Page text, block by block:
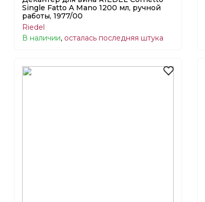
Single Fatto A Mano 1200 мл, ручной
работы, 1977/00
Riedel
В наличии, осталась последняя штука